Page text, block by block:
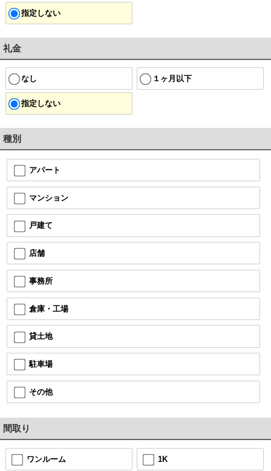
指定しない
礼金
なし １ヶ月以下
指定しない
種別
アパート
マンション
戸建て
店舗
事務所
倉庫・工場
貸土地
駐車場
その他
間取り
ワンルーム 1K